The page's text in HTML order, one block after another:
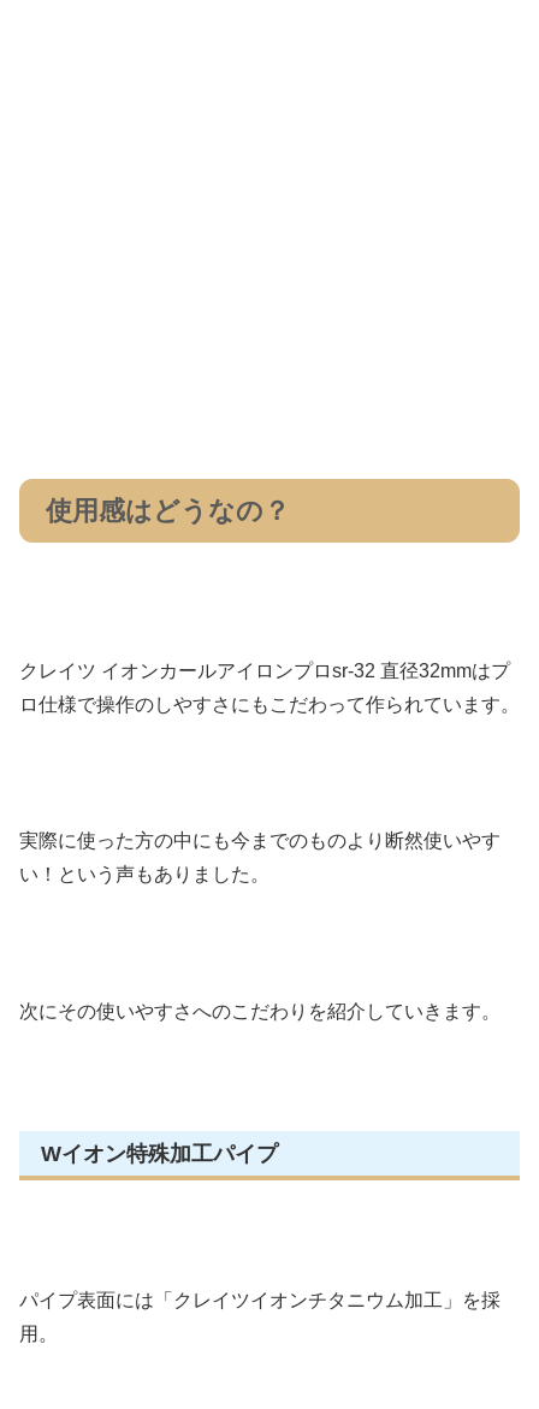
使用感はどうなの？
クレイツ イオンカールアイロンプロsr-32 直径32mmはプ
ロ仕様で操作のしやすさにもこだわって作られています。
実際に使った方の中にも今までのものより断然使いやす
い！という声もありました。
次にその使いやすさへのこだわりを紹介していきます。
Wイオン特殊加工パイプ
パイプ表面には「クレイツイオンチタニウム加工」を採
用。